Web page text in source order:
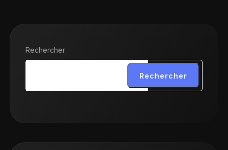
Rechercher
Rechercher